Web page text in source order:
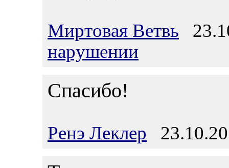
Миртовая Ветвь
нарушении
Спасибо!
Ренэ Леклер